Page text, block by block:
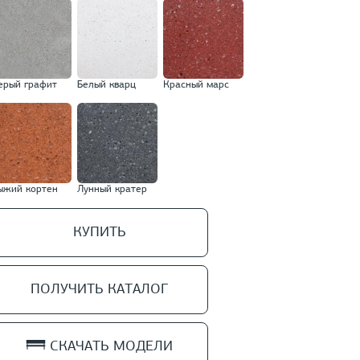
графит Белый кварц Красный марс
кортен Лунный кратер
КУПИТЬ
ПОЛУЧИТЬ КАТАЛОГ
СКАЧАТЬ МОДЕЛИ